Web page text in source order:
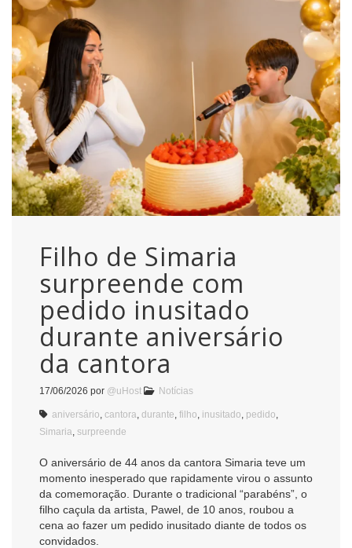
Filho de Simaria
surpreende com
pedido inusitado
durante aniversário
da cantora
17/06/2026 por @uHost Notícias
aniversário, cantora, durante, filho, inusitado, pedido,
Simaria, surpreende
O aniversário de 44 anos da cantora Simaria teve um
momento inesperado que rapidamente virou o assunto
da comemoração. Durante o tradicional “parabéns”, o
filho caçula da artista, Pawel, de 10 anos, roubou a
cena ao fazer um pedido inusitado diante de todos os
convidados.